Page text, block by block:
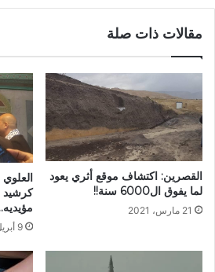
مقالات ذات صلة
القصرين: اكتشاف موقع أثري يعود
لما يفوق ال6000 سنة!!
21 مارس، 2021
كرشيد
مؤيديه..
9 أبريل، 2020